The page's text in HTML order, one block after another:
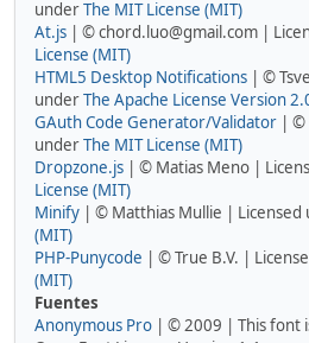
underThe MIT License (MIT)
At.js | © chord.luo@gmail.com |
License (MIT)
HTML5 Desktop Notifications | ©
underThe Apache License Version
GAuth Code Generator/Validator | ©
underThe MIT License (MIT)
Dropzone.js | © Matias Meno |
License (MIT)
Minify | © Matthias Mullie | Licensed
(MIT)
PHP-Punycode | © True B.V. |
(MIT)
Fuentes
Anonymous Pro | © 2009 | This font